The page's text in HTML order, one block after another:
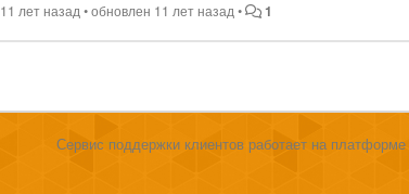
11 лет назад•обновлен 11 лет назад• 1
Сервис поддержки клиентов работает на платформе